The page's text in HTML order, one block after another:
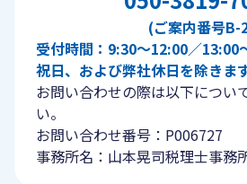
(ご案内番号B-
受付時間：9:30〜12:00／13:00
祝日、および弊社休日を除きます
お問い合わせの際は以下につい
い。
お問い合わせ番号：P006727
事務所名：山本晃司税理士事務